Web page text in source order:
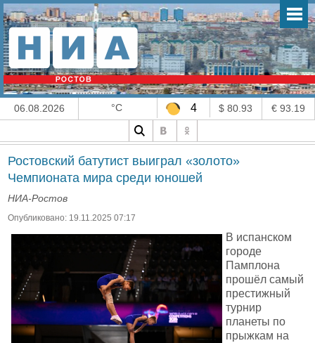
06.08.2026 °C 4 $ 80.93 € 93.19
Ростовский батутист выиграл «золото»
Чемпионата мира среди юношей
НИА-Ростов
Опубликовано: 19.11.2025 07:17
В испанском
городе
Памплона
прошёл самый
престижный
турнир
планеты по
прыжкам на